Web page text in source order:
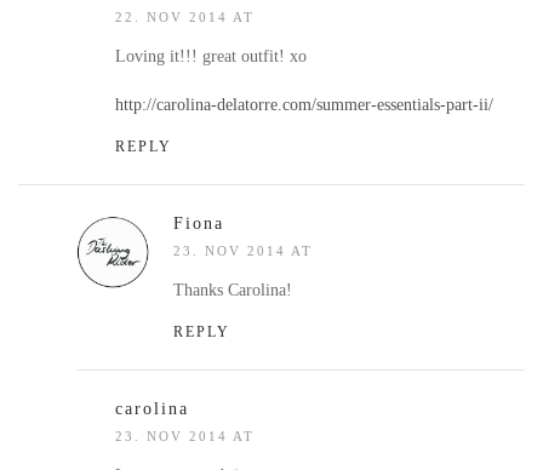
22. NOV 2014 AT
Loving it!!! great outfit! xo
http://carolina-delatorre.com/summer-essentials-part-ii/
REPLY
Fiona
23. NOV 2014 AT
Thanks Carolina!
REPLY
carolina
23. NOV 2014 AT